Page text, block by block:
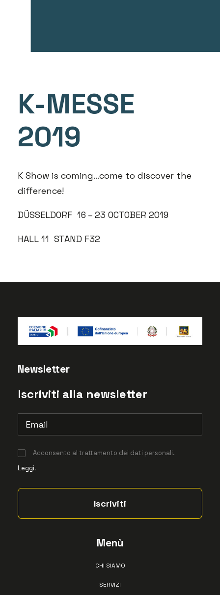
K-MESSE
2019
K Show is coming…come to discover the
difference!
DÜSSELDORF 16 – 23 OCTOBER 2019
HALL 11 STAND F32
Menù
CHI SIAMO
SERVIZI
Newsletter
Iscriviti alla newsletter
Acconsento al trattamento dei dati personali.
Leggi.